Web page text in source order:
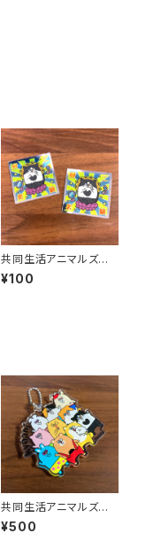
共同生活アニマルズ
キラキラステッカー（金
子）
¥100
共同生活アニマルズ
アクリルボールチェーン
¥500